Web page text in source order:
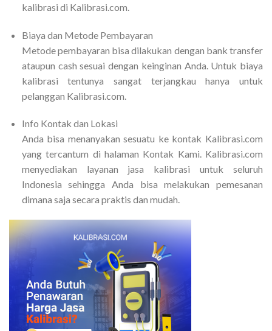
kalibrasi di Kalibrasi.com.
Biaya dan Metode Pembayaran
Metode pembayaran bisa dilakukan dengan bank transfer
ataupun cash sesuai dengan keinginan Anda. Untuk biaya
kalibrasi tentunya sangat terjangkau hanya untuk
pelanggan Kalibrasi.com.
Info Kontak dan Lokasi
Anda bisa menanyakan sesuatu ke kontak Kalibrasi.com
yang tercantum di halaman Kontak Kami. Kalibrasi.com
menyediakan layanan jasa kalibrasi untuk seluruh
Indonesia sehingga Anda bisa melakukan pemesanan
dimana saja secara praktis dan mudah.